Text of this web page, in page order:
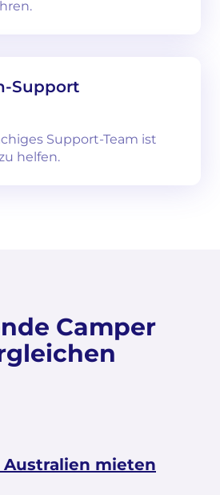
Support
Support-Team ist
helfen.
Camper
Australien mieten